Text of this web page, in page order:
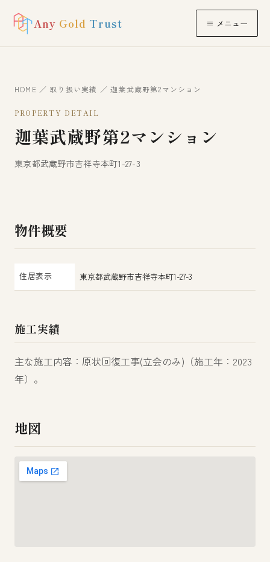
Any Gold Trust ≡ メニュー
HOME ／ 取り扱い実績 ／ 迦葉武蔵野第2マンション
PROPERTY DETAIL
迦葉武蔵野第2マンション
東京都武蔵野市吉祥寺本町1-27-3
物件概要
住居表示 東京都武蔵野市吉祥寺本町1-27-3
施工実績
主な施工内容：原状回復工事(立会のみ)（施工年：2023
年）。
地図